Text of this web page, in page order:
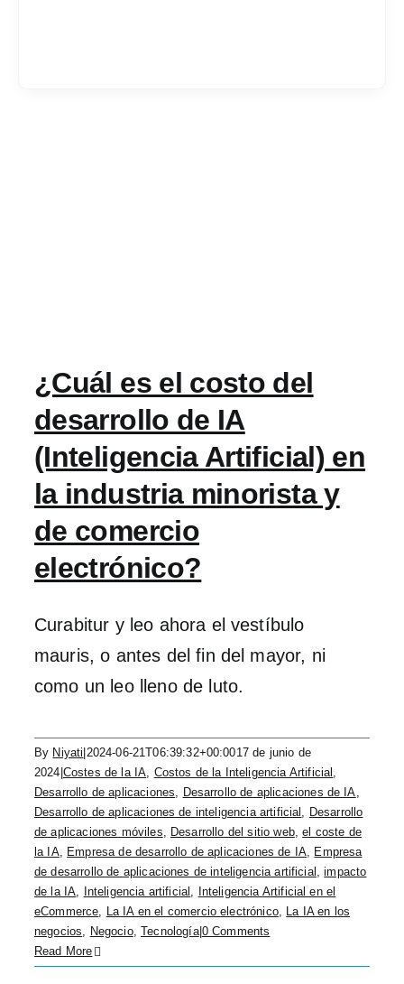
¿Cuál es el costo del
desarrollo de IA
(Inteligencia Artificial) en
la industria minorista y
de comercio
electrónico?
Curabitur y leo ahora el vestíbulo
mauris, o antes del fin del mayor, ni
como un leo lleno de luto.
By Niyati 2024-06-21T06:39:32+00:0017 de junio de
2024 Costes de la IA, Costos de la Inteligencia Artificial ,
Desarrollo de aplicaciones, Desarrollo de aplicaciones de IA,
Desarrollo de aplicaciones de inteligencia artificial , Desarrollo
de aplicaciones móviles, Desarrollo del sitio web,el coste de
la IA, Empresa de desarrollo de aplicaciones de IA, Empresa
de desarrollo de aplicaciones de inteligencia artificial ,impacto
de la IA, Inteligencia artificial ,
Inteligencia Artificial en el
eCommerce, La IA en el comercio electrónico, La IA en los
negocios, Negocio,Tecnología|0 Comments
Read More